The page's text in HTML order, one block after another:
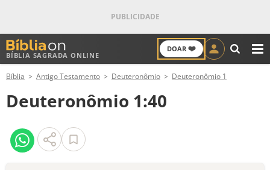
BÍBLIA SAGRADA ONLINE
DOAR ❤️
ANTIGO TESTAMENTO
NOVO TESTAMENTO
VERSÍCULOS
Bíblia Antigo Testamento Deuteronômio Deuteronômio 1
Deuteronômio 1:40